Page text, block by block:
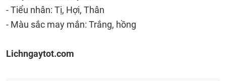
- Tiểu nhân: Tị, Hợi, Thân
- Màu sắc may mắn: Trắng, hồng
Lichngaytot.com